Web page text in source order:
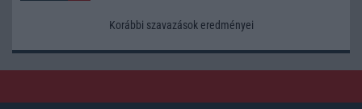
Korábbi szavazások eredményei